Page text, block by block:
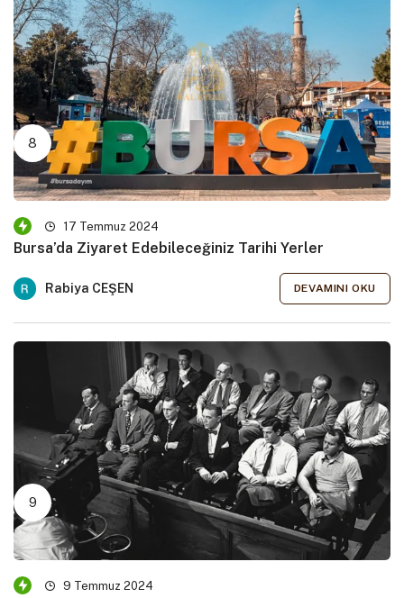
17 Temmuz 2024
Bursa’da Ziyaret Edebileceğiniz Tarihi Yerler
Rabiya CEŞEN DEVAMINI OKU
9 Temmuz 2024